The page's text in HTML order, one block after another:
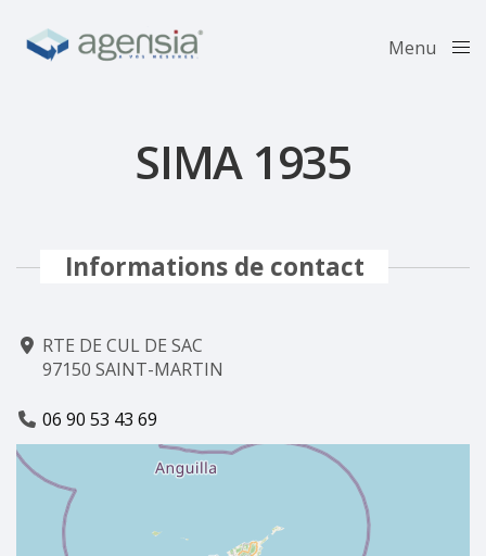
Menu
SIMA 1935
Informations de contact
RTE DE CUL DE SAC
97150 SAINT-MARTIN
06 90 53 43 69